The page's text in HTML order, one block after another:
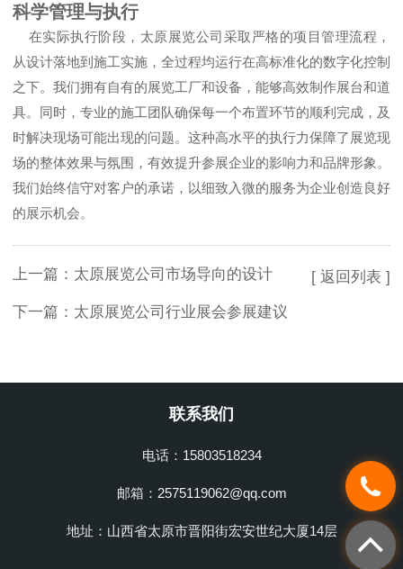
科学管理与执行
在实际执行阶段，太原展览公司采取严格的项目管理流程，
从设计落地到施工实施，全过程均运行在高标准化的数字化控制
之下。我们拥有自有的展览工厂和设备，能够高效制作展台和道
具。同时，专业的施工团队确保每一个布置环节的顺利完成，及
时解决现场可能出现的问题。这种高水平的执行力保障了展览现
场的整体效果与氛围，有效提升参展企业的影响力和品牌形象。
我们始终信守对客户的承诺，以细致入微的服务为企业创造良好
的展示机会。
上一篇： 太原展览公司市场导向的设计
下一篇： 太原展览公司行业展会参展建议
[ 返回列表 ]
联系我们
电话：15803518234
邮箱：2575119062@qq.com
地址：山西省太原市晋阳街宏安世纪大厦14层